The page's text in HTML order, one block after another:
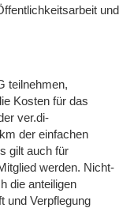
und
teilnehmen,
Kosten für das
ver.di-
der einfachen
gilt auch für
werden. Nicht-
die anteiligen
und Verpflegung